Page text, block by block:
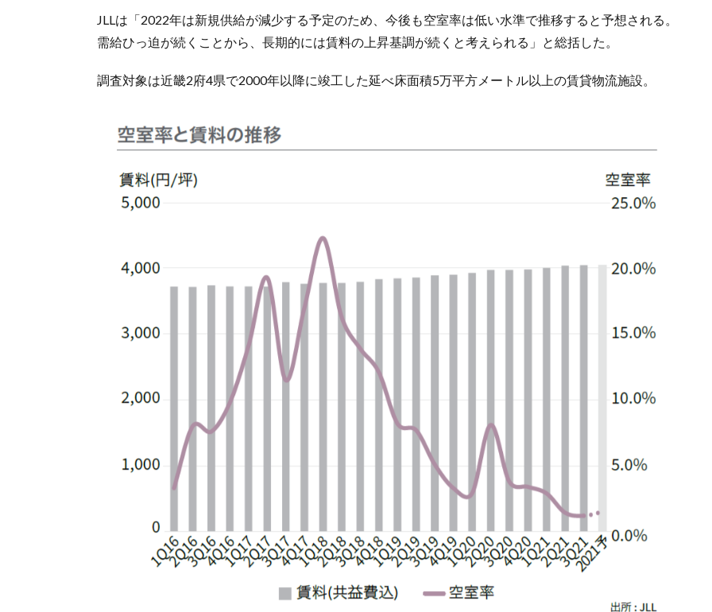
JLLは「2022年は新規供給が減少する予定のため、今後も空室率は低い水準で推移すると予想される。
需給ひっ迫が続くことから、長期的には賃料の上昇基調が続くと考えられる」と総括した。
調査対象は近畿2府4県で2000年以降に竣工した延べ床面積5万平方メートル以上の賃貸物流施設。